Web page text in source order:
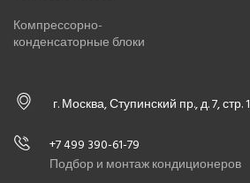
Компрессорно-
конденсаторные блоки
г. Москва, Ступинский пр., д. 7, стр. 1
+7 499 390-61-79
Подбор и монтаж кондиционеров